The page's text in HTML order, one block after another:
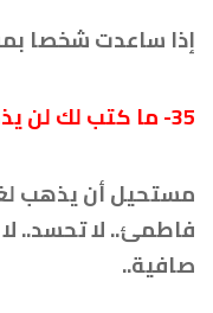
إذا ساعدت شخصا
35-
ما كتب لك لن
مستحيل أن يذهب
فاطمئ.. لا تحسد..
صافية..